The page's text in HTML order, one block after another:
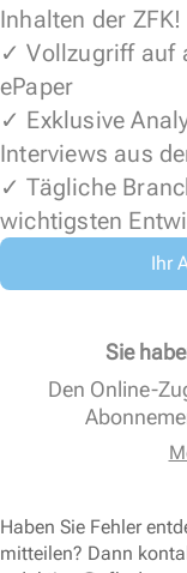
Inhalten der ZFK!
✓ Vollzugriff auf
ePaper
✓ Exklusive
Interviews aus
✓ Tägliche
wichtigsten
Ihr
Sie
Den Online-
Haben Sie Fehler
mitteilen? Dann